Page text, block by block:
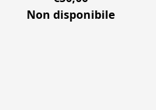
Non disponibile